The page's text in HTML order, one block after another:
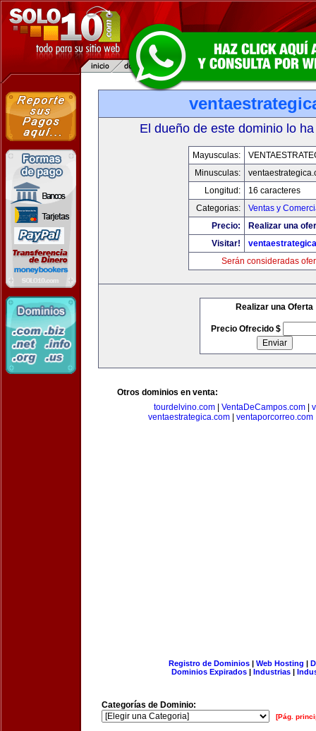
El dueño de este dominio lo
Mayusculas:
Minusculas:
Longitud:
16 caracteres
Categorias:
Ventas y
Precio:
Realizar una
Visitar!
Serán consideradas
Realizar una Oferta
Precio Ofrecido $
Otros dominios en venta:
tourdelvino.com| VentaDeCampos.com|
ventaestrategica.com| ventaporcorreo.com
Registro de Dominios| Web Hosting |
Dominios Expirados | Industrias |
Categorías de Dominio:
[Pág.